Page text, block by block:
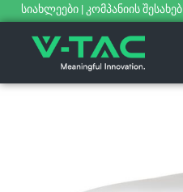
სიახლეები | კომპანიის შესახებ